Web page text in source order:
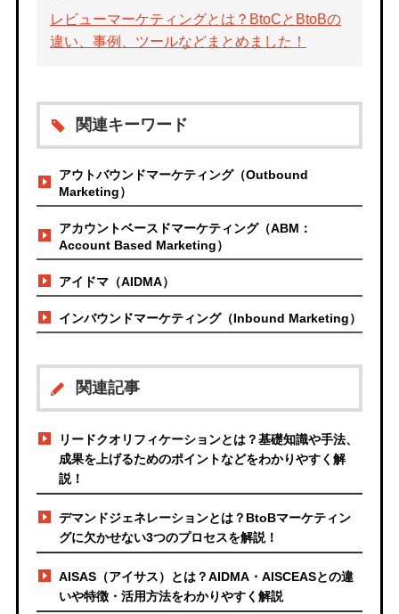
レビューマーケティングとは？BtoCとBtoBの
違い、事例、ツールなどまとめました！
関連キーワード
アウトバウンドマーケティング（Outbound
Marketing）
アカウントベースドマーケティング（ABM：
Account Based Marketing）
アイドマ（AIDMA）
インバウンドマーケティング（Inbound Marketing）
関連記事
リードクオリフィケーションとは？基礎知識や手法、
成果を上げるためのポイントなどをわかりやすく解
説！
デマンドジェネレーションとは？BtoBマーケティン
グに欠かせない3つのプロセスを解説！
AISAS（アイサス）とは？AIDMA・AISCEASとの違
いや特徴・活用方法をわかりやすく解説